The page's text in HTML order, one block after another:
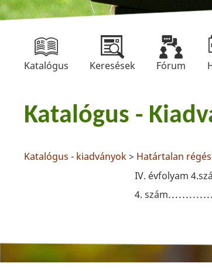
Katalógus Keresések Fórum
Katalógus -
Katalógus - kiadványok> Határtalan
IV. évfolyam
4. szám